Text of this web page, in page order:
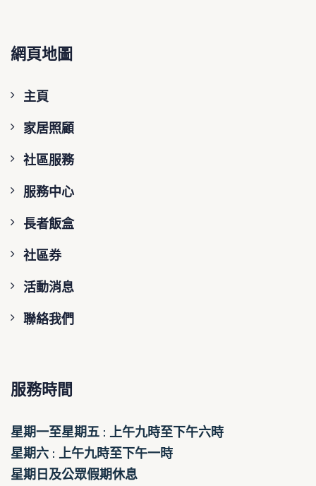
網頁地圖
主頁
家居照顧
社區服務
服務中心
長者飯盒
社區券
活動消息
聯絡我們
服務時間
星期一至星期五 : 上午九時至下午六時
星期六 : 上午九時至下午一時
星期日及公眾假期休息